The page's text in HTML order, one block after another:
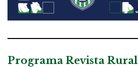
Programa Revista Rural